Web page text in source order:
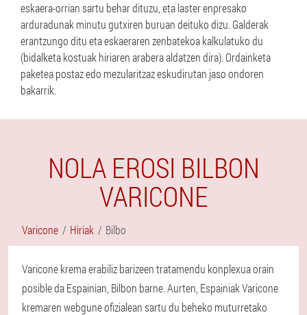
eskaera-orrian sartu behar dituzu, eta laster enpresako
arduradunak minutu gutxiren buruan deituko dizu. Galderak
erantzungo ditu eta eskaeraren zenbatekoa kalkulatuko du
(bidalketa kostuak hiriaren arabera aldatzen dira). Ordainketa
paketea postaz edo mezularitzaz eskudirutan jaso ondoren
bakarrik.
NOLA EROSI BILBON
VARICONE
Varicone Hiriak Bilbo
Varicone krema erabiliz barizeen tratamendu konplexua orain
posible da Espainian, Bilbon barne. Aurten, Espainiak Varicone
kremaren webgune ofizialean sartu du beheko muturretako